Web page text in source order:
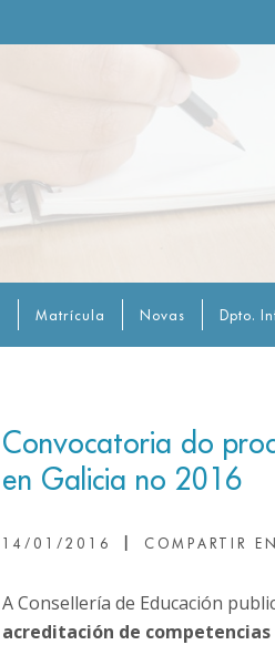
Matrícula Novas Dpto.
Convocatoria do
en Galicia no 2016
14/01/2016 COMPARTIR EN
A Consellería de Educación
acredita­ción de